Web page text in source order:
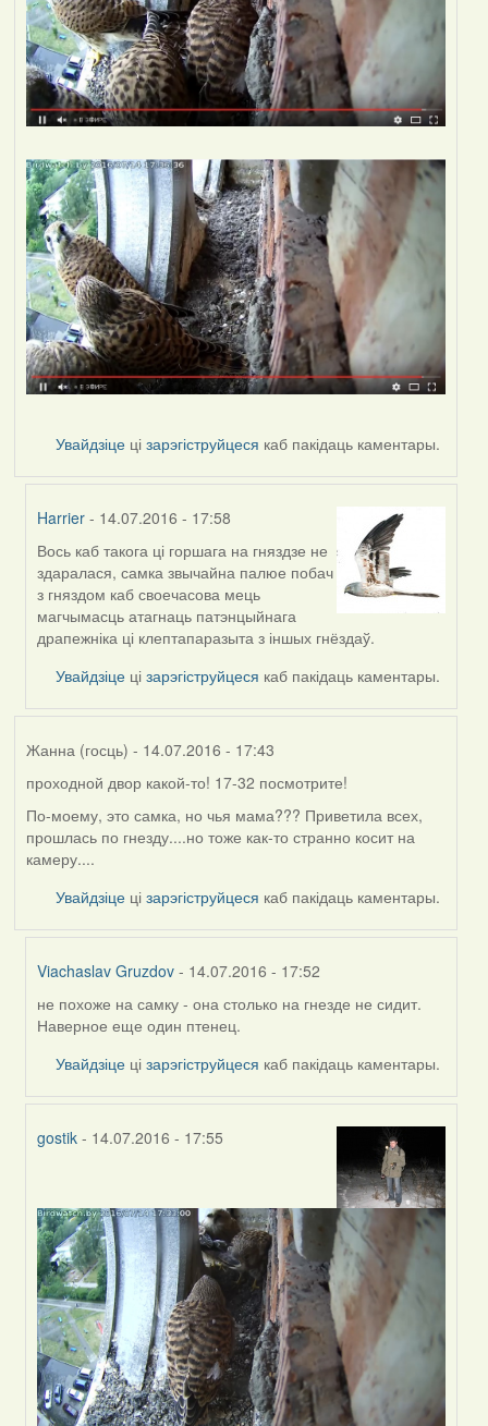
Увайдзіце цізарэгіструйцеся каб пакідаць каментары.
Harrier - 14.07.2016 - 17:58
In
reply
to
by
Дарья
Вось каб такога ці горшага на гняздзе не
здаралася, самка звычайна палюе побач
з гняздом каб своечасова мець
магчымасць атагнаць патэнцыйнага
драпежніка ці клептапаразыта з іншых гнёздаў.
Увайдзіце цізарэгіструйцеся каб пакідаць каментары.
Жанна (госць) - 14.07.2016 - 17:43
проходной двор какой-то! 17-32 посмотрите!
По-моему, это самка, но чья мама??? Приветила всех,
прошлась по гнезду....но тоже как-то странно косит на
камеру....
Увайдзіце цізарэгіструйцеся каб пакідаць каментары.
Viachaslav Gruzdov - 14.07.2016 - 17:52
In
reply
Жанна
не похоже на самку - она столько на гнезде не сидит.
Наверное еще один птенец.
Увайдзіце цізарэгіструйцеся каб пакідаць каментары.
gostik - 14.07.2016 - 17:55
to
by
Жанна
(госць)